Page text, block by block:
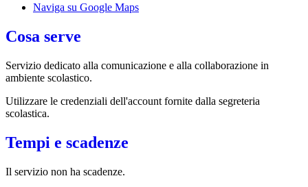
Naviga su Google Maps
Cosa serve
Servizio dedicato alla comunicazione e alla collaborazione in
ambiente scolastico.
Utilizzare le credenziali dell'account fornite dalla segreteria
scolastica.
Tempi e scadenze
Il servizio non ha scadenze.